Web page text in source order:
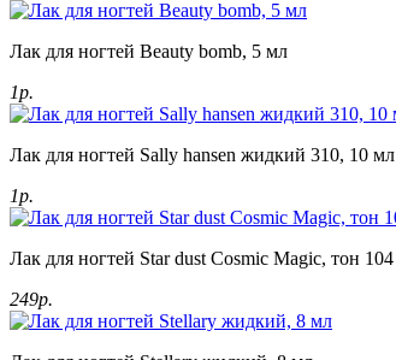
Лак для ногтей Beauty bomb, 5 мл
1р.
Лак для ногтей Sally hansen жидкий 310, 10 мл
1р.
Лак для ногтей Star dust Cosmic Magic, тон 104
249р.